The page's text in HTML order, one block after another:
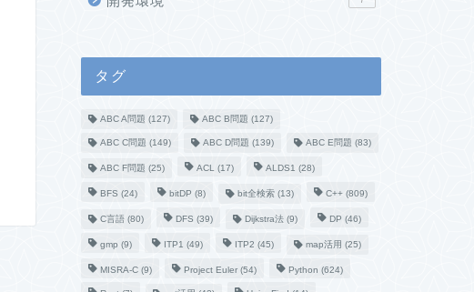
タグ
ABC A問題 (127) ABC B問題 (127)
ABC C問題 (149) ABC D問題 (139) ABC E問題 (83)
ABC F問題 (25) ACL (17) ALDS1 (28)
BFS (24) bitDP (8) bit全検索(13) C++(809)
C言語(80) DFS (39) Dijkstra法(9) DP (46)
gmp (9) ITP1 (49) ITP2 (45) map活用 (25)
MISRA-C(9) Project Euler(54) Python (624)